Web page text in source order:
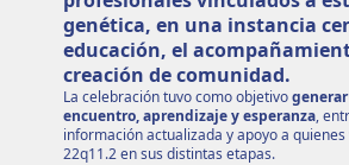
genética, en una instancia
educación, el
creación de comunidad.
La celebración tuvo como objetivo
encuentro, aprendizaje y esperanza,
información actualizada y apoyo a
22q11.2 en sus distintas etapas.